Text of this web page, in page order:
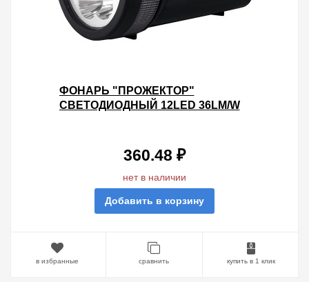
ФОНАРЬ "ПРОЖЕКТОР"
СВЕТОДИОДНЫЙ 12LED 36LM/W
360.48 ₽
нет в наличии
Добавить в корзину
в избранные сравнить купить в 1 клик